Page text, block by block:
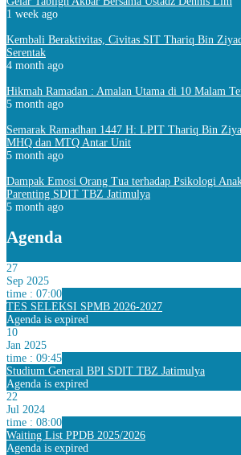
1 week ago
Kembali Beraktivitas, Civitas SIT Thariq Bin
Serentak
4 month ago
Hikmah Ramadan : Amalan Utama di 10 Malam
5 month ago
Semarak Ramadhan 1447 H: LPIT Thariq Bin
MHQ dan MTQ Antar Unit
5 month ago
Dampak Emosi Orang Tua terhadap Psikologi
Parenting SDIT TBZ Jatimulya
5 month ago
Agenda
27
Sep 2025
time : 07:00
TES SELEKSI SPMB 2026-2027
Agenda is expired
10
Jan 2025
time : 09:45
Studium General BPI SDIT TBZ Jatimulya
Agenda is expired
22
Jul 2024
time : 08:00
Waiting List PPDB 2025/2026
Agenda is expired